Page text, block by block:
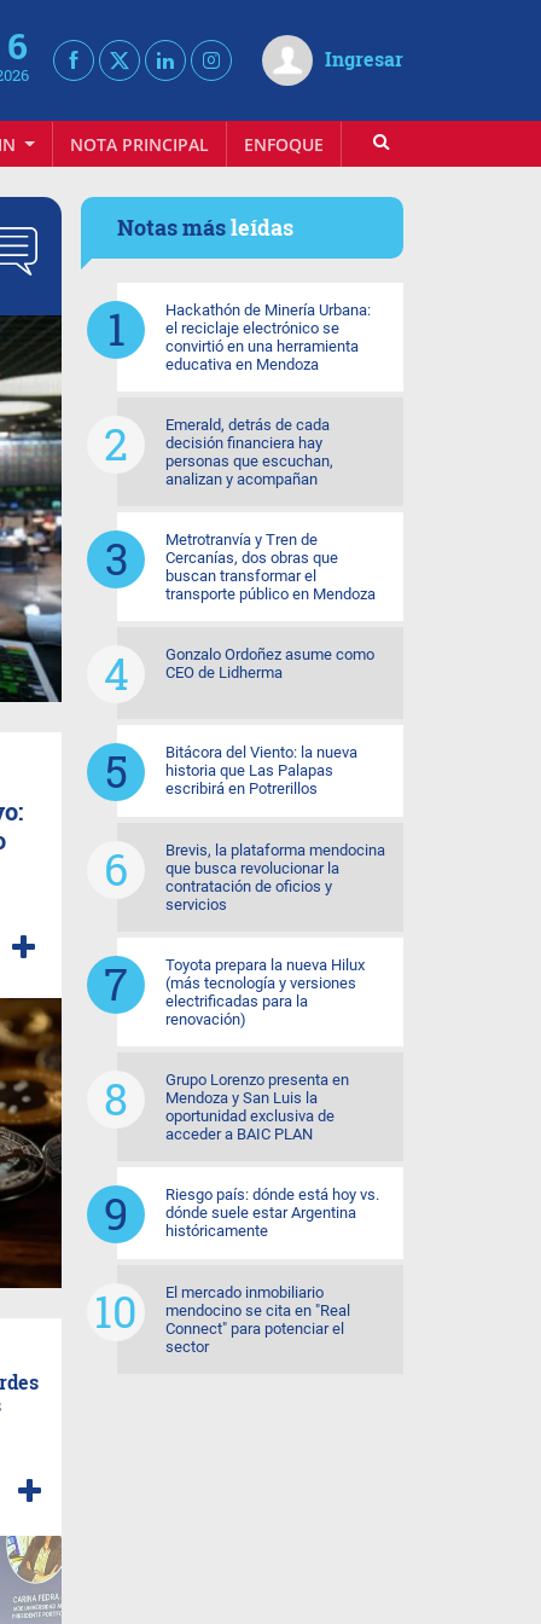
Ingresar
NOTA PRINCIPAL ENFOQUE INFOVINO
Notas másleídas
Hackathón de Minería Urbana:
el reciclaje electrónico se
convirtió en una herramienta
educativa en Mendoza
Emerald, detrás de cada
decisión financiera hay
personas que escuchan,
analizan y acompañan
Metrotranvía y Tren de
Cercanías, dos obras que
buscan transformar el
transporte público en Mendoza
Gonzalo Ordoñez asume como
CEO de Lidherma
Bitácora del Viento: la nueva
historia que Las Palapas
escribirá en Potrerillos
Brevis, la plataforma mendocina
que busca revolucionar la
contratación de oficios y
servicios
Toyota prepara la nueva Hilux
(más tecnología y versiones
electrificadas para la
renovación)
Grupo Lorenzo presenta en
Mendoza y San Luis la
oportunidad exclusiva de
acceder a BAIC PLAN
Riesgo país: dónde está hoy vs.
dónde suele estar Argentina
históricamente
El mercado inmobiliario
mendocino se cita en "Real
Connect" para potenciar el
sector